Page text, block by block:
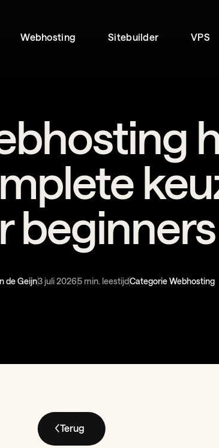
Webhosting Sitebuilder VPS
beginners
de Geijn3 juli 20265 min. leestijdCategorie Webhosting
Terug